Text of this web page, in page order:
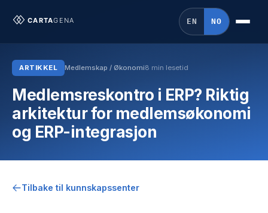
EN NO
ARTIKKEL Medlemskap / Økonomi8 min lesetid
Medlemsreskontro i ERP? Riktig
arkitektur for medlemsøkonomi
og ERP-integrasjon
Tilbake til kunnskapssenter